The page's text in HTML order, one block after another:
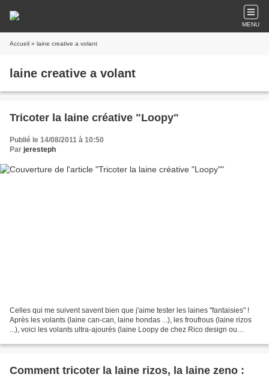
MENU
Accueil » laine creative a volant
laine creative a volant
Tricoter la laine créative "Loopy"
Publié le 14/08/2011 à 10:50
Par jeresteph
Celles qui me suivent savent bien que j'aime tester les laines "fantaisies" !
Après les volants (laine can-can, laine hondas ...), les froufrous (laine rizos
...), voici les volants ultra-ajourés (laine Loopy de chez Rico design ou
Comment tricoter la laine rizos, la laine zeno :